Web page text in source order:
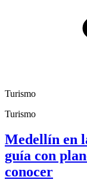
Turismo
Turismo
Medellín en
guía con
conocer